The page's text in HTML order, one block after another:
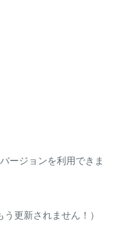
バージョンを利用できま
更新されません！）